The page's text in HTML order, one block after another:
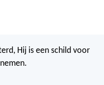
Hij is een schild voor